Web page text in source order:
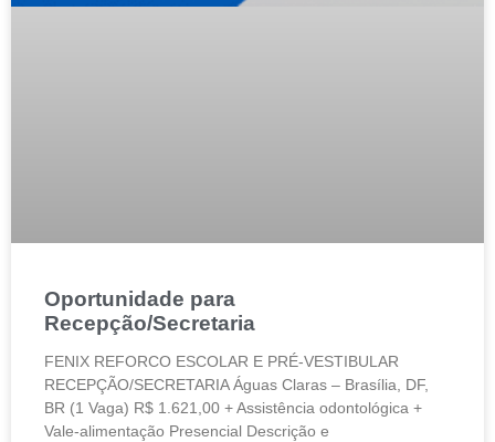
Oportunidade para
Recepção/Secretaria
FENIX REFORCO ESCOLAR E PRÉ-VESTIBULAR
RECEPÇÃO/SECRETARIA Águas Claras – Brasília, DF,
BR (1 Vaga) R$ 1.621,00 + Assistência odontológica +
Vale-alimentação Presencial Descrição e